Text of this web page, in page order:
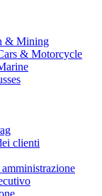
& Mining
& Motorcycle
clienti